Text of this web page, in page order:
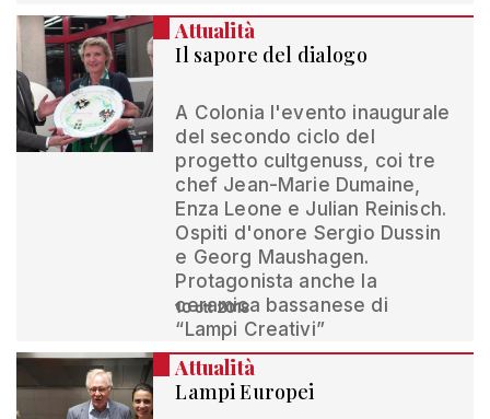
Attualità
Il sapore del dialogo
A Colonia l'evento inaugurale
del secondo ciclo del
progetto cultgenuss, coi tre
chef Jean-Marie Dumaine,
Enza Leone e Julian Reinisch.
Ospiti d'onore Sergio Dussin
e Georg Maushagen.
Protagonista anche la
ceramica bassanese di
“Lampi Creativi”
10 ott 2018
Attualità
Lampi Europei